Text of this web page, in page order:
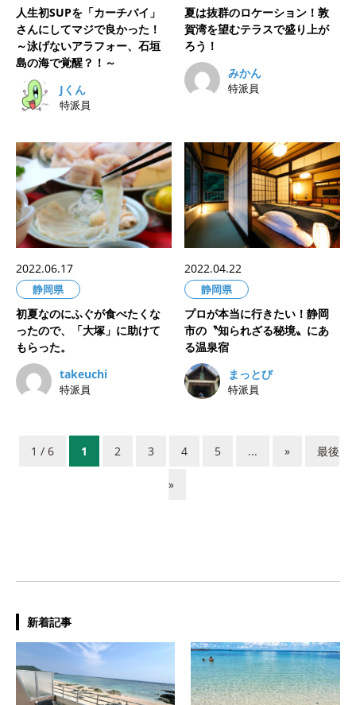
人生初SUPを「カーチバイ」
さんにしてマジで良かった！
～泳げないアラフォー、石垣
島の海で覚醒？！～
Jくん
特派員
夏は抜群のロケーション！敦
賀湾を望むテラスで盛り上が
ろう！
みかん
特派員
2022.06.17
静岡県
初夏なのにふぐが食べたくな
ったので、「大塚」に助けて
もらった。
takeuchi
特派員
2022.04.22
静岡県
プロが本当に行きたい！静岡
市の〝知られざる秘境〟にあ
る温泉宿
まっとび
特派員
1 / 6 1 2 3 4 5 ... » 最後
»
新着記事